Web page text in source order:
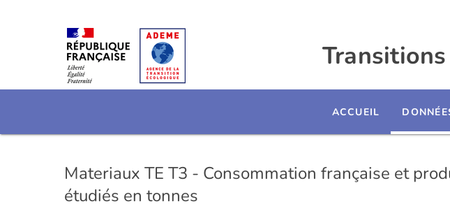
ACCUEIL
Materiaux TE T3 - Consommation française et
étudiés en tonnes